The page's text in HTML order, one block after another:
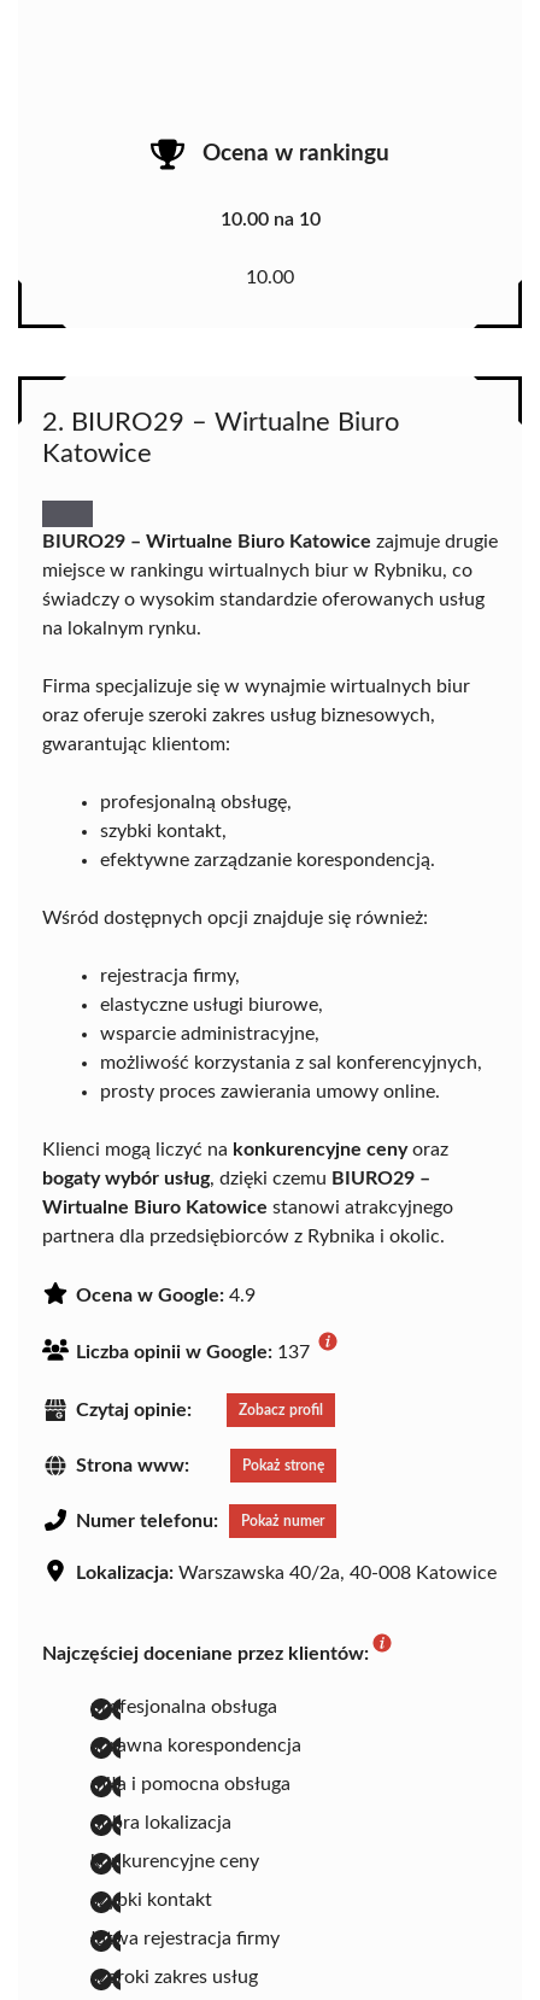
Ocena w rankingu
10.00 na 10
10.00
2. BIURO29 – Wirtualne Biuro
Katowice
BIURO29 – Wirtualne Biuro Katowice zajmuje drugie
miejsce w rankingu wirtualnych biur w Rybniku, co
świadczy o wysokim standardzie oferowanych usług
na lokalnym rynku.
Firma specjalizuje się w wynajmie wirtualnych biur
oraz oferuje szeroki zakres usług biznesowych,
gwarantując klientom:
profesjonalną obsługę,
szybki kontakt,
efektywne zarządzanie korespondencją.
Wśród dostępnych opcji znajduje się również:
rejestracja firmy,
elastyczne usługi biurowe,
wsparcie administracyjne,
możliwość korzystania z sal konferencyjnych,
prosty proces zawierania umowy online.
Klienci mogą liczyć na konkurencyjne cenyoraz
bogaty wybór usług, dzięki czemu BIURO29 –
Wirtualne Biuro Katowice stanowi atrakcyjnego
partnera dla przedsiębiorców z Rybnika i okolic.
Ocena w Google: 4.9
Liczba opinii w Google: 137
Czytaj opinie: Zobacz profil
Strona www: Pokaż stronę
Numer telefonu: Pokaż numer
Lokalizacja: Warszawska 40/2a, 40-008 Katowice
Najczęściej doceniane przez klientów:
profesjonalna obsługa
sprawna korespondencja
miła i pomocna obsługa
dobra lokalizacja
konkurencyjne ceny
szybki kontakt
łatwa rejestracja firmy
szeroki zakres usług